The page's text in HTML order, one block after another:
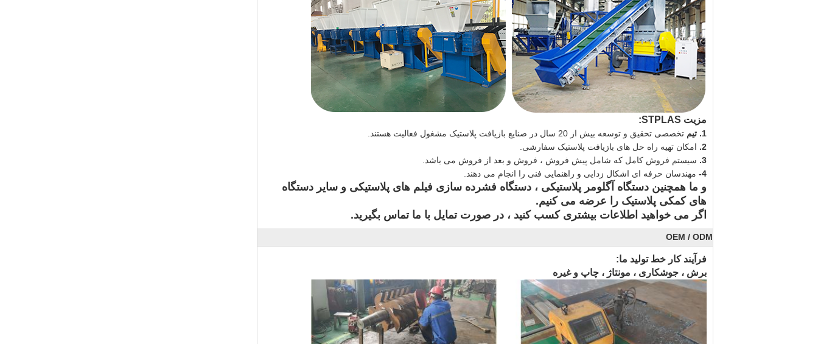
مزیت STPLAS:
1. تیم
تخصصی تحقیق و توسعه بیش از 20 سال در صنایع بازیافت پلاستیک مشغول فعالیت هستند.
2. امکان تهیه راه حل های بازیافت پلاستیک سفارشی.
3. سیستم فروش کامل که شامل پیش فروش ، فروش و بعد از فروش می باشد.
4-
مهندسان حرفه ای اشکال زدایی و راهنمایی فنی را انجام می دهند.
و ما همچنین دستگاه آگلومر پلاستیکی ، دستگاه فشرده سازی فیلم های پلاستیکی و سایر دستگاه
های کمکی پلاستیک را عرضه می کنیم.
اگر می خواهید اطلاعات بیشتری کسب کنید ، در صورت تمایل با ما تماس بگیرید.
OEM / ODM
فرآیند کار خط تولید ما:
برش ، جوشکاری ، مونتاژ ، چاپ و غیره